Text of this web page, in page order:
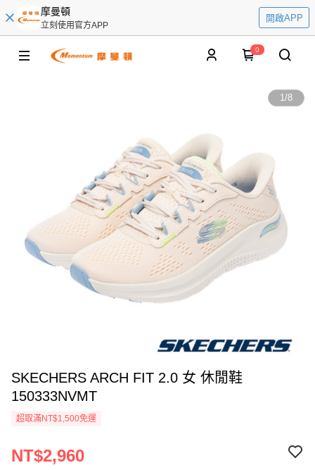
摩曼頓
立刻使用官方APP
開啟APP
0
1/8
SKECHERS ARCH FIT 2.0 女 休閒鞋
150333NVMT
超取滿NT$1,500免運
NT$2,960